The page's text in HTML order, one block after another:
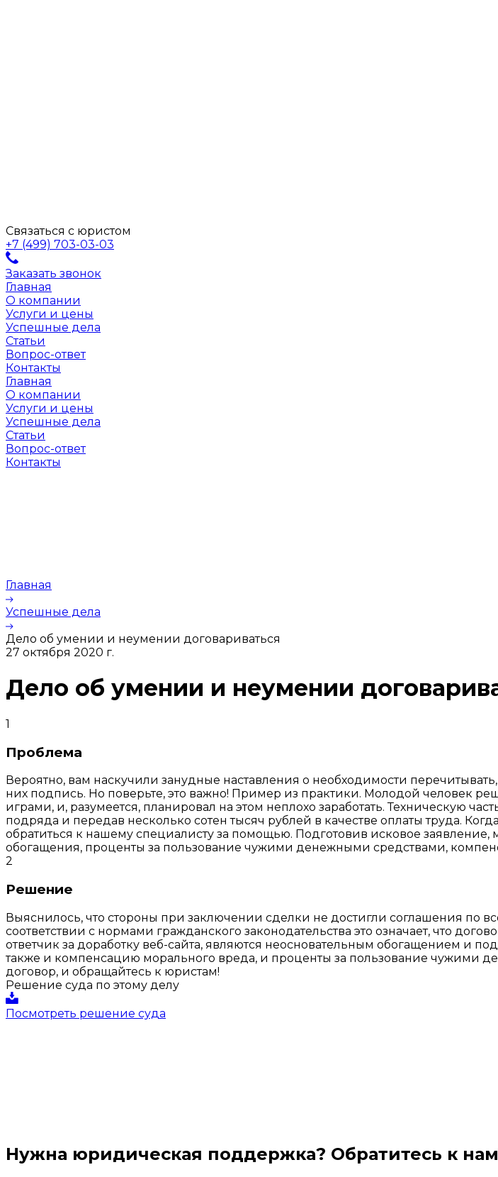
Связаться с юристом
+7 (499) 703-03-03
Заказать звонок
Главная
О компании
Услуги и цены
Успешные дела
Статьи
Вопрос-ответ
Контакты
Главная
О компании
Услуги и цены
Успешные дела
Статьи
Вопрос-ответ
Контакты
Главная
Успешные дела
Дело об умении и неумении договариваться
27 октября 2020 г.
Дело об умении и неумении
1
Проблема
Вероятно, вам наскучили занудные наставления о необходимости
них подпись. Но поверьте, это важно! Пример из практики. Молодой человек
играми, и, разумеется, планировал на этом неплохо заработать. Техническую
подряда и передав несколько сотен тысяч рублей в качестве оплаты труда.
обратиться к нашему специалисту за помощью. Подготовив исковое
обогащения, проценты за пользование чужими денежными средствами,
2
Решение
Выяснилось, что стороны при заключении сделки не достигли соглашения по
соответствии с нормами гражданского законодательства это означает, что
ответчик за доработку веб-сайта, являются неосновательным обогащением и
также и компенсацию морального вреда, и проценты за пользование чужими
договор, и обращайтесь к юристам!
Решение суда по этому делу
Посмотреть решение суда
Нужна юридическая поддержка? Обратитесь к